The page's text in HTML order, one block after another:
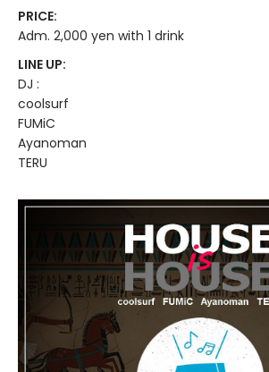
PRICE:
Adm. 2,000 yen with 1 drink
LINE UP:
DJ :
coolsurf
FUMiC
Ayanoman
TERU